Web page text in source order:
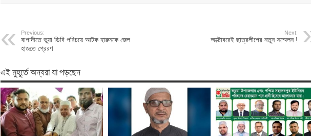
Previous:
বাগাদীতে ভুয়া ডিবি পরিচয়ে আটক হারুনকে জেল
হাজতে প্রেরণ
Next:
অক্টোবরেই ছাত্রলীগের নতুন সম্মেলন !
এই মুহূর্তে অন্যরা যা পড়ছেন